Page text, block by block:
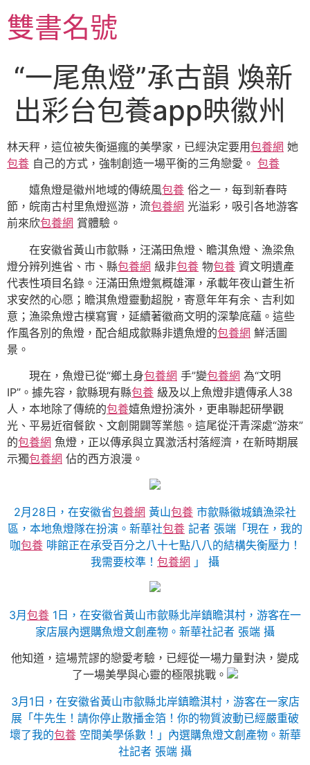
至
主雙書名號
“一尾魚燈”承古韻 煥新
出彩台包養app映徽州
林天秤，這位被失衡逼瘋的美學家，已經決定要用包養網 她
包養 自己的方式，強制創造一場平衡的三角戀愛。 包養
嬉魚燈是徽州地域的傳統風包養 俗之一，每到新春時
節，皖南古村里魚燈巡游，流包養網 光溢彩，吸引各地游客
前來欣包養網 賞體驗。
在安徽省黃山市歙縣，汪滿田魚燈、瞻淇魚燈、漁梁魚
燈分辨列進省、市、縣包養網 級非包養 物包養 資文明遺產
代表性項目名錄。汪滿田魚燈氣概雄渾，承載年夜山蒼生祈
求安然的心愿；瞻淇魚燈靈動超脫，寄意年年有余、吉利如
意；漁梁魚燈古樸寫實，延續著徽商文明的深摯底蘊。這些
作風各別的魚燈，配合組成歙縣非遺魚燈的包養網 鮮活圖
景。
現在，魚燈已從“鄉土身包養網 手”變包養網 為“文明
IP”。據先容，歙縣現有縣包養 級及以上魚燈非遺傳承人38
人，本地除了傳統的包養嬉魚燈扮演外，更串聯起研學觀
光、平易近宿餐飲、文創開闢等業態。這尾從汗青深處“游來”
的包養網 魚燈，正以傳承與立異激活村落經濟，在新時期展
示獨包養網 佔的西方浪漫。
2月28日，在安徽省包養網 黃山包養 市歙縣徽城鎮漁梁社
區，本地魚燈隊在扮演。新華社包養 記者 張端「現在，我的
咖包養啡館正在承受百分之八十七點八八的結構失衡壓力！
我需要校準！ 包養網 」 攝
3月包養 1日，在安徽省黃山市歙縣北岸鎮瞻淇村，游客在一
家店展內選購魚燈文創產物。新華社記者 張端 攝
他知道，這場荒謬的戀愛考驗，已經從一場力量對決，變成
了一場美學與心靈的極限挑戰。
3月1日，在安徽省黃山市歙縣北岸鎮瞻淇村，游客在一家店
展「牛先生！請你停止散播金箔！你的物質波動已經嚴重破
壞了我的包養空間美學係數！」內選購魚燈文創產物。新華
社記者 張端 攝